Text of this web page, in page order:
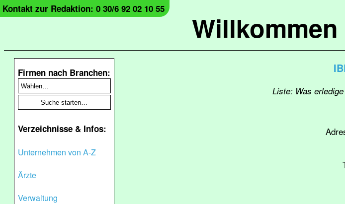
Kontakt zur Redaktion: 0 30/6 92 02 10 55
Firmen nach Branchen:
Verzeichnisse & Infos:
Unternehmen von A-Z
Ärzte
Verwaltung
Liste: Was